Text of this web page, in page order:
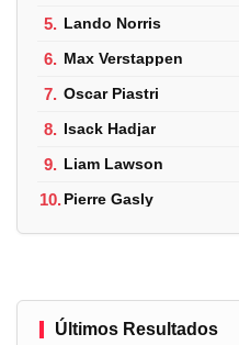
5. Lando Norris
6. Max Verstappen
7. Oscar Piastri
8. Isack Hadjar
9. Liam Lawson
10.Pierre Gasly
Últimos Resultados